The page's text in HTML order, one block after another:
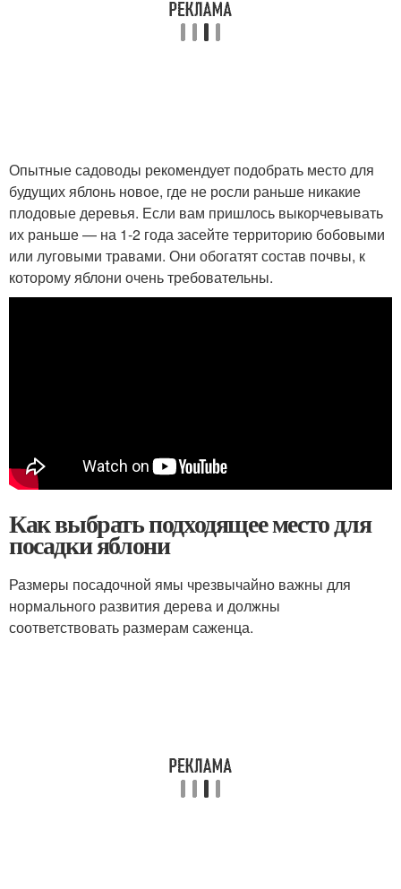
Опытные садоводы рекомендует подобрать место для
будущих яблонь новое, где не росли раньше никакие
плодовые деревья. Если вам пришлось выкорчевывать
их раньше — на 1-2 года засейте территорию бобовыми
или луговыми травами. Они обогатят состав почвы, к
которому яблони очень требовательны.
Как выбрать подходящее место для
посадки яблони
Размеры посадочной ямы чрезвычайно важны для
нормального развития дерева и должны
соответствовать размерам саженца.